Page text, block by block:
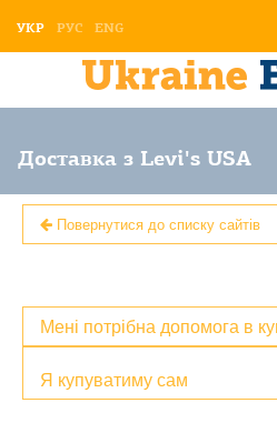
УКР РУС ENG
Доставка з Levi's USA
Повернутися до списку сайтів
Я купуватиму сам
Мені потрібна допомога в